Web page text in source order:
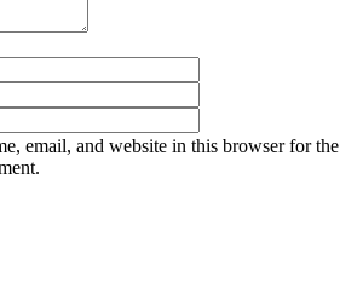
email, and website in this browser for the